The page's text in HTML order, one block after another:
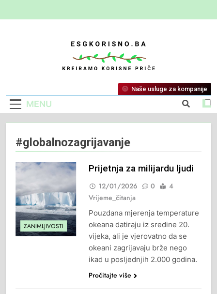
ESG Korisno
Kreiramo Korisne Priče
MENU
Naše usluge za kompanije
#globalnozagrijavanje
ZANIMLJIVOSTI
Prijetnja za milijardu ljudi
12/01/2026 0
4
Vrijeme_čitanja
Pouzdana mjerenja temperature
okeana datiraju iz sredine 20.
vijeka, ali je vjerovatno da se
okeani zagrijavaju brže nego
ikad u posljednjih 2.000 godina.
Pročitajte više